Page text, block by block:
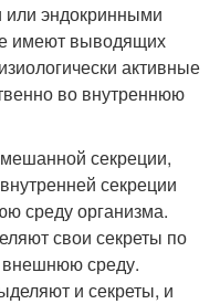
или эндокринными
имеют выводящих
активные
во внутреннюю
секреции,
секреции
среду организма.
свои секреты по
внешнюю среду.
и секреты, и